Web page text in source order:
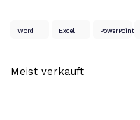
Word Excel PowerPoint